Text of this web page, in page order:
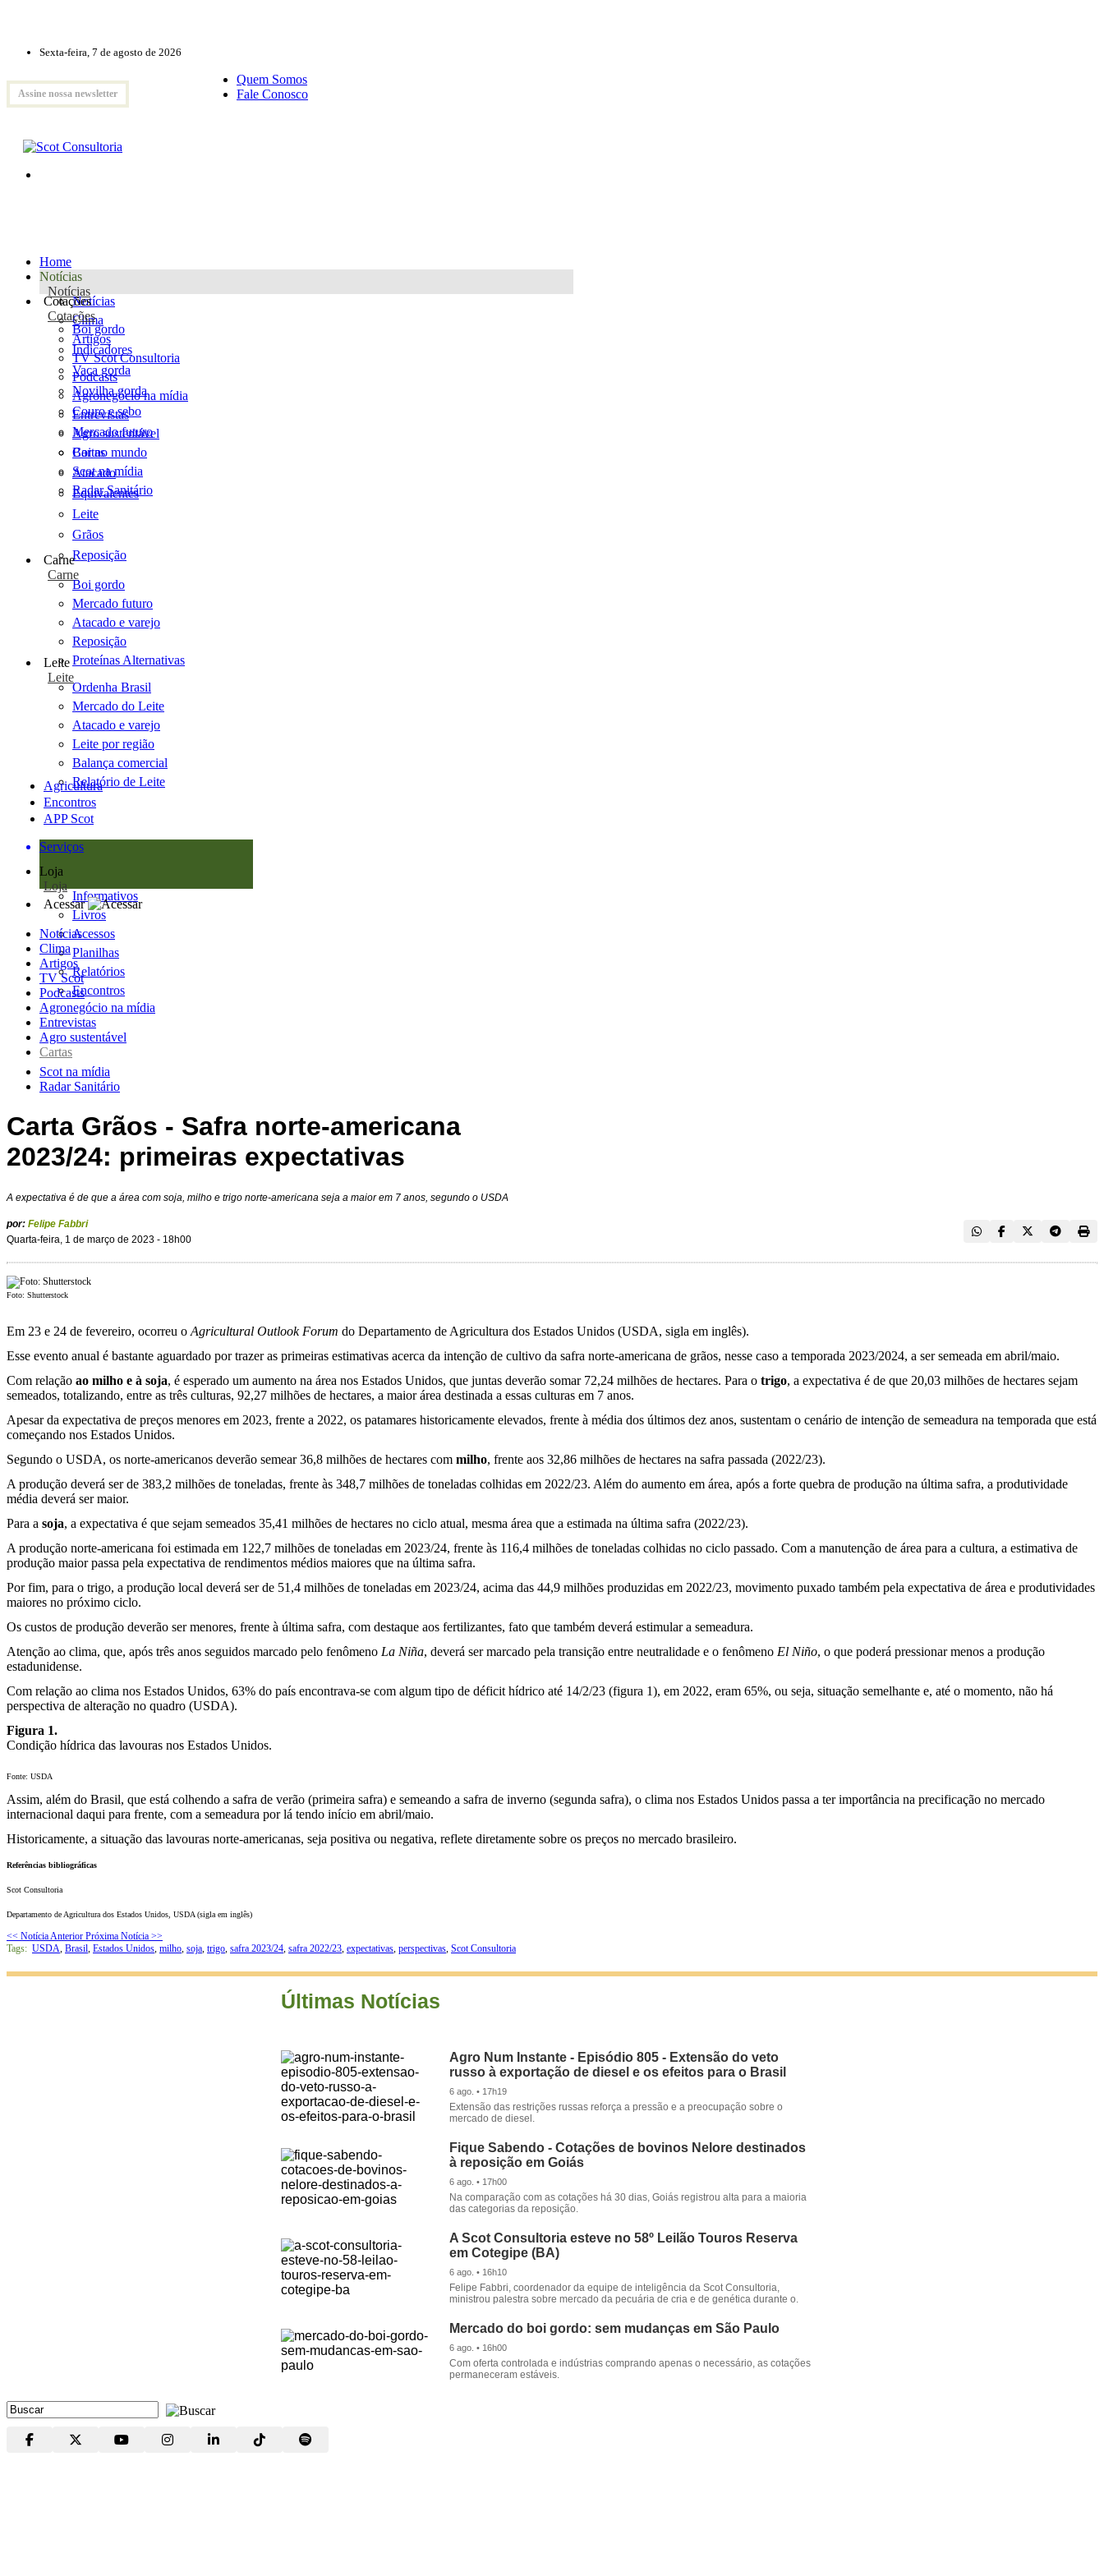
Sexta-feira, 7 de agosto de 2026
Assine nossa newsletter
Quem Somos
Fale Conosco
Home
Notícias
Notícias
Notícias
Clima
Artigos
TV Scot Consultoria
Podcasts
Agronegócio na mídia
Entrevistas
Agro sustentável
Cartas
Scot na mídia
Radar Sanitário
Cotações
Cotações
Boi gordo
Indicadores
Vaca gorda
Novilha gorda
Couro e sebo
Mercado futuro
Boi no mundo
Atacado
Equivalentes
Leite
Grãos
Reposição
Carne
Carne
Boi gordo
Mercado futuro
Atacado e varejo
Reposição
Proteínas Alternativas
Leite
Leite
Ordenha Brasil
Mercado do Leite
Atacado e varejo
Leite por região
Balança comercial
Relatório de Leite
Agricultura
Encontros
APP Scot
Serviços
Loja
Loja
Informativos
Livros
Acessos
Planilhas
Relatórios
Encontros
Acessar
Notícias
Clima
Artigos
TV Scot
Podcasts
Agronegócio na mídia
Entrevistas
Agro sustentável
Cartas
Scot na mídia
Radar Sanitário
Carta Grãos - Safra norte-americana
2023/24: primeiras expectativas
A expectativa é de que a área com soja, milho e trigo norte-americana seja a maior em 7 anos, segundo o USDA
por: Felipe Fabbri
Quarta-feira, 1 de março de 2023 - 18h00
Foto: Shutterstock
Em 23 e 24 de fevereiro, ocorreu o Agricultural Outlook Forum do Departamento de Agricultura dos Estados Unidos (USDA, sigla em inglês).
Esse evento anual é bastante aguardado por trazer as primeiras estimativas acerca da intenção de cultivo da safra norte-americana de grãos, nesse caso a temporada 2023/2024, a ser semeada em abril/maio.
Com relação ao milho e à soja, é esperado um aumento na área nos Estados Unidos, que juntas deverão somar 72,24 milhões de hectares. Para o trigo, a expectativa é de que 20,03 milhões de hectares sejam
semeados, totalizando, entre as três culturas, 92,27 milhões de hectares, a maior área destinada a essas culturas em 7 anos.
Apesar da expectativa de preços menores em 2023, frente a 2022, os patamares historicamente elevados, frente à média dos últimos dez anos, sustentam o cenário de intenção de semeadura na temporada que está
começando nos Estados Unidos.
Segundo o USDA, os norte-americanos deverão semear 36,8 milhões de hectares com milho, frente aos 32,86 milhões de hectares na safra passada (2022/23).
A produção deverá ser de 383,2 milhões de toneladas, frente às 348,7 milhões de toneladas colhidas em 2022/23. Além do aumento em área, após a forte quebra de produção na última safra, a produtividade
média deverá ser maior.
Para a soja, a expectativa é que sejam semeados 35,41 milhões de hectares no ciclo atual, mesma área que a estimada na última safra (2022/23).
A produção norte-americana foi estimada em 122,7 milhões de toneladas em 2023/24, frente às 116,4 milhões de toneladas colhidas no ciclo passado. Com a manutenção de área para a cultura, a estimativa de
produção maior passa pela expectativa de rendimentos médios maiores que na última safra.
Por fim, para o trigo, a produção local deverá ser de 51,4 milhões de toneladas em 2023/24, acima das 44,9 milhões produzidas em 2022/23, movimento puxado também pela expectativa de área e produtividades
maiores no próximo ciclo.
Os custos de produção deverão ser menores, frente à última safra, com destaque aos fertilizantes, fato que também deverá estimular a semeadura.
Atenção ao clima, que, após três anos seguidos marcado pelo fenômeno La Niña, deverá ser marcado pela transição entre neutralidade e o fenômeno El Niño, o que poderá pressionar menos a produção
estadunidense.
Com relação ao clima nos Estados Unidos, 63% do país encontrava-se com algum tipo de déficit hídrico até 14/2/23 (figura 1), em 2022, eram 65%, ou seja, situação semelhante e, até o momento, não há
perspectiva de alteração no quadro (USDA).
Figura 1.
Condição hídrica das lavouras nos Estados Unidos.
Fonte: USDA
Assim, além do Brasil, que está colhendo a safra de verão (primeira safra) e semeando a safra de inverno (segunda safra), o clima nos Estados Unidos passa a ter importância na precificação no mercado
internacional daqui para frente, com a semeadura por lá tendo início em abril/maio.
Historicamente, a situação das lavouras norte-americanas, seja positiva ou negativa, reflete diretamente sobre os preços no mercado brasileiro.
Referências bibliográficas
Scot Consultoria
Departamento de Agricultura dos Estados Unidos, USDA (sigla em inglês)
<< Notícia Anterior Próxima Notícia >>
Tags: USDA, Brasil, Estados Unidos, milho, soja, trigo, safra 2023/24, safra 2022/23, expectativas, perspectivas, Scot Consultoria
Últimas Notícias
Agro Num Instante - Episódio 805 - Extensão do veto
russo à exportação de diesel e os efeitos para o Brasil
6 ago. • 17h19
Extensão das restrições russas reforça a pressão e a preocupação sobre o
mercado de diesel.
Fique Sabendo - Cotações de bovinos Nelore destinados
à reposição em Goiás
6 ago. • 17h00
Na comparação com as cotações há 30 dias, Goiás registrou alta para a maioria
das categorias da reposição.
A Scot Consultoria esteve no 58º Leilão Touros Reserva
em Cotegipe (BA)
6 ago. • 16h10
Felipe Fabbri, coordenador da equipe de inteligência da Scot Consultoria,
ministrou palestra sobre mercado da pecuária de cria e de genética durante o.
Mercado do boi gordo: sem mudanças em São Paulo
6 ago. • 16h00
Com oferta controlada e indústrias comprando apenas o necessário, as cotações
permaneceram estáveis.